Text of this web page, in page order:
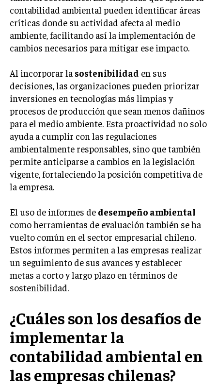
contabilidad ambiental pueden identificar áreas
críticas donde su actividad afecta al medio
ambiente, facilitando así la implementación de
cambios necesarios para mitigar ese impacto.
Al incorporar la sostenibilidad en sus
decisiones, las organizaciones pueden priorizar
inversiones en tecnologías más limpias y
procesos de producción que sean menos dañinos
para el medio ambiente. Esta proactividad no solo
ayuda a cumplir con las regulaciones
ambientalmente responsables, sino que también
permite anticiparse a cambios en la legislación
vigente, fortaleciendo la posición competitiva de
la empresa.
El uso de informes de desempeño ambiental
como herramientas de evaluación también se ha
vuelto común en el sector empresarial chileno.
Estos informes permiten a las empresas realizar
un seguimiento de sus avances y establecer
metas a corto y largo plazo en términos de
sostenibilidad.
¿Cuáles son los desafíos de
implementar la
contabilidad ambiental en
las empresas chilenas?